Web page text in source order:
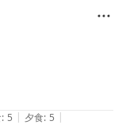
ご意見をありがと
考とさせていただ
努めてまいります。
ております。
: 5 | 夕食: 5 |